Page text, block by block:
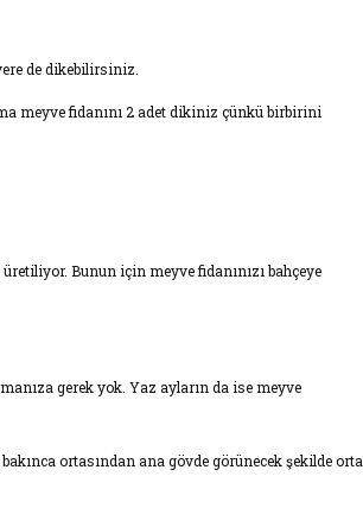
de dikebilirsiniz.
meyve fidanını 2 adet dikiniz çünkü birbirini
Bunun için meyve fidanınızı bahçeye
gerek yok. Yaz ayların da ise meyve
ortasından ana gövde görünecek şekilde orta